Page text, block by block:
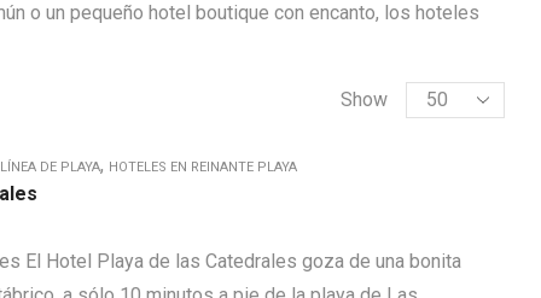
o un pequeño hotel boutique con encanto, los hoteles
Show
Products
per
DE PLAYA, HOTELES EN REINANTE PLAYA
El Hotel Playa de las Catedrales goza de una bonita